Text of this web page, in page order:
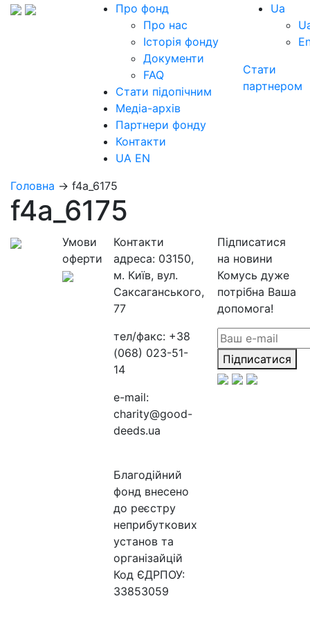
Про фонд
Про нас
Історія фонду
Документи
FAQ
Стати підопічним
Медіа-архів
Партнери фонду
Контакти
UA EN
Ua
Стати
партнером
Головна → f4a_6175
f4a_6175
Умови
оферти
Контакти
адреса: 03150,
м. Київ, вул.
Саксаганського,
77
тел/факс: +38
(068) 023-51-
14
e-mail:
charity@good-
deeds.ua
Благодійний
фонд внесено
до реєстру
неприбуткових
установ та
організайцій
Код ЄДРПОУ:
33853059
Підписатися
на новини
Комусь дуже
потрібна Ваша
допомога!
Підписатися